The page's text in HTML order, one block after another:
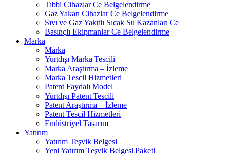
Tıbbi Cihazlar Ce Belgelendirme
Gaz Yakan Cihazlar Ce Belgelendirme
Sıvı ve Gaz Yakıtlı Sıcak Su Kazanları Ce
Basınçlı Ekipmanlar Ce Belgelendirme
Marka
Marka
Yurtdışı Marka Tescili
Marka Araştırma – İzleme
Marka Tescil Hizmetleri
Patent Faydalı Model
Yurtdışı Patent Tescili
Patent Araştırma – İzleme
Patent Tescil Hizmetleri
Endüstriyel Tasarım
Yatırım
Yatırım Teşvik Belgesi
Yeni Yatırım Teşvik Belgesi Paketi